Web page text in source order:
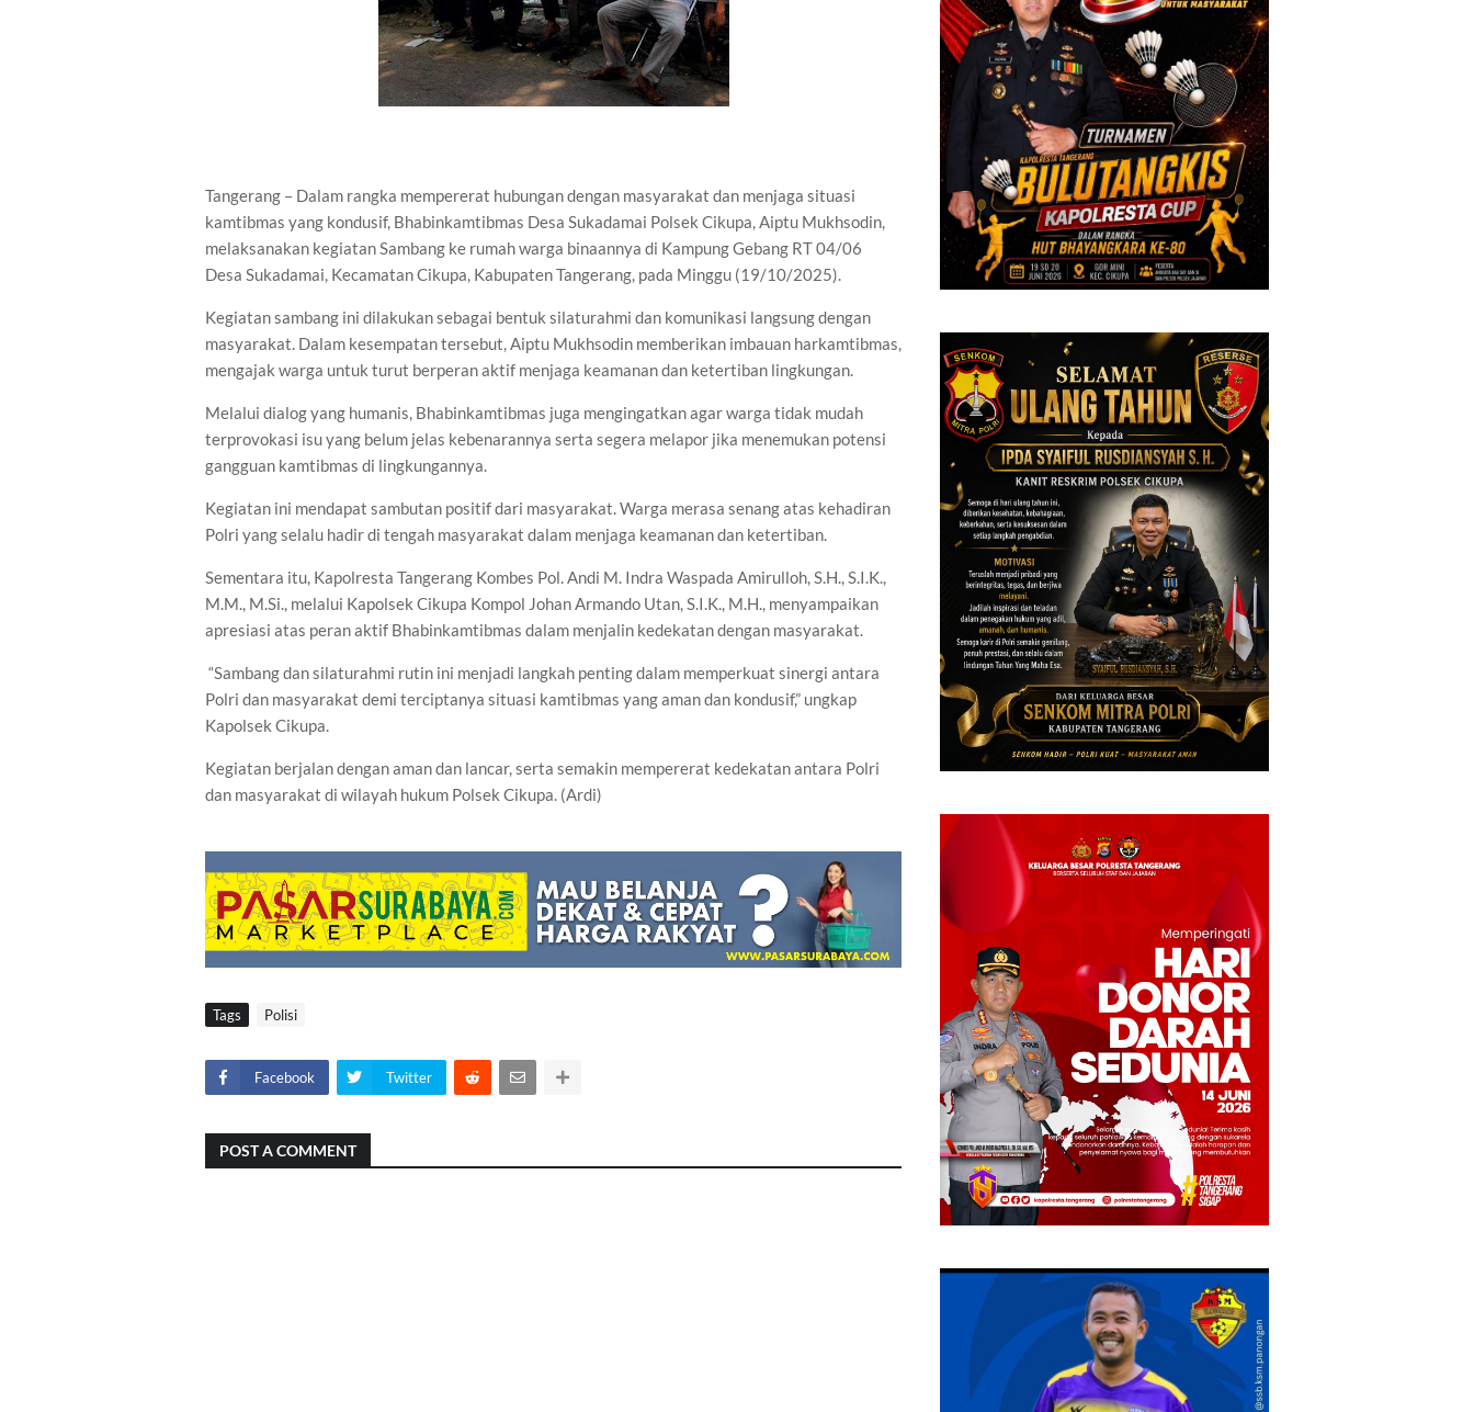
Tangerang – Dalam rangka mempererat hubungan dengan masyarakat dan menjaga situasi
kamtibmas yang kondusif, Bhabinkamtibmas Desa Sukadamai Polsek Cikupa, Aiptu Mukhsodin,
melaksanakan kegiatan Sambang ke rumah warga binaannya di Kampung Gebang RT 04/06
Desa Sukadamai, Kecamatan Cikupa, Kabupaten Tangerang, pada Minggu (19/10/2025).
Kegiatan sambang ini dilakukan sebagai bentuk silaturahmi dan komunikasi langsung dengan
masyarakat. Dalam kesempatan tersebut, Aiptu Mukhsodin memberikan imbauan harkamtibmas,
mengajak warga untuk turut berperan aktif menjaga keamanan dan ketertiban lingkungan.
Melalui dialog yang humanis, Bhabinkamtibmas juga mengingatkan agar warga tidak mudah
terprovokasi isu yang belum jelas kebenarannya serta segera melapor jika menemukan potensi
gangguan kamtibmas di lingkungannya.
Kegiatan ini mendapat sambutan positif dari masyarakat. Warga merasa senang atas kehadiran
Polri yang selalu hadir di tengah masyarakat dalam menjaga keamanan dan ketertiban.
Sementara itu, Kapolresta Tangerang Kombes Pol. Andi M. Indra Waspada Amirulloh, S.H., S.I.K.,
M.M., M.Si., melalui Kapolsek Cikupa Kompol Johan Armando Utan, S.I.K., M.H., menyampaikan
apresiasi atas peran aktif Bhabinkamtibmas dalam menjalin kedekatan dengan masyarakat.
“Sambang dan silaturahmi rutin ini menjadi langkah penting dalam memperkuat sinergi antara
Polri dan masyarakat demi terciptanya situasi kamtibmas yang aman dan kondusif,” ungkap
Kapolsek Cikupa.
Kegiatan berjalan dengan aman dan lancar, serta semakin mempererat kedekatan antara Polri
dan masyarakat di wilayah hukum Polsek Cikupa. (Ardi)
Tags Polisi
Facebook Twitter
POST A COMMENT